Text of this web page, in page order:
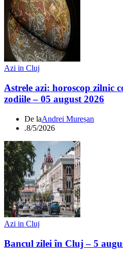
Azi in Cluj
Astrele azi: horoscop zilnic
zodiile – 05 august 2026
De laAndrei Mureșan
.8/5/2026
Azi in Cluj
Bancul zilei în Cluj – 5